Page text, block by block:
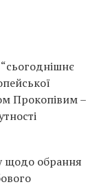
Прокопівим –
щодо обрання